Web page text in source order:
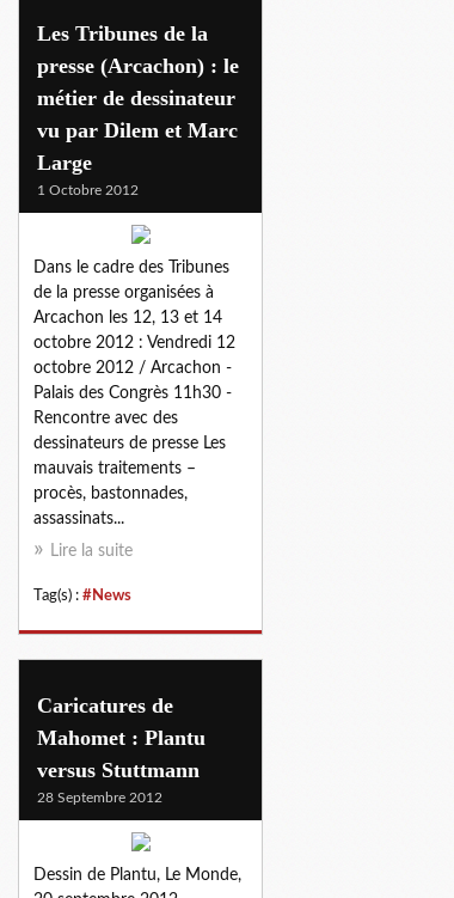
Les Tribunes de la
presse (Arcachon) : le
métier de dessinateur
vu par Dilem et Marc
Large
1 Octobre 2012
Dans le cadre des Tribunes
de la presse organisées à
Arcachon les 12, 13 et 14
octobre 2012 : Vendredi 12
octobre 2012 / Arcachon -
Palais des Congrès 11h30 -
Rencontre avec des
dessinateurs de presse Les
mauvais traitements –
procès, bastonnades,
assassinats...
Lire la suite
Tag(s) : #News
Caricatures de
Mahomet : Plantu
versus Stuttmann
28 Septembre 2012
Dessin de Plantu, Le Monde,